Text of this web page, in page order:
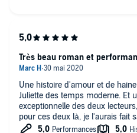
Une histoire d'amour et de
Juliette des temps moderne. Et
exceptionnelle des deux
pour ces deux là, je l'aurais fait
Très beau roman et